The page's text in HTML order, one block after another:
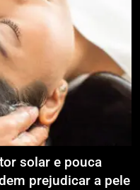
solar e pouca
prejudicar a pele